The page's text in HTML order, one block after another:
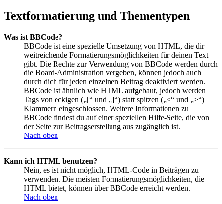
Textformatierung und Thementypen
Was ist BBCode?
BBCode ist eine spezielle Umsetzung von HTML, die dir
weitreichende Formatierungsmöglichkeiten für deinen Text
gibt. Die Rechte zur Verwendung von BBCode werden durch
die Board-Administration vergeben, können jedoch auch
durch dich für jeden einzelnen Beitrag deaktiviert werden.
BBCode ist ähnlich wie HTML aufgebaut, jedoch werden
Tags von eckigen („[“ und „]“) statt spitzen („<“ und „>“)
Klammern eingeschlossen. Weitere Informationen zu
BBCode findest du auf einer speziellen Hilfe-Seite, die von
der Seite zur Beitragserstellung aus zugänglich ist.
Nach oben
Kann ich HTML benutzen?
Nein, es ist nicht möglich, HTML-Code in Beiträgen zu
verwenden. Die meisten Formatierungsmöglichkeiten, die
HTML bietet, können über BBCode erreicht werden.
Nach oben